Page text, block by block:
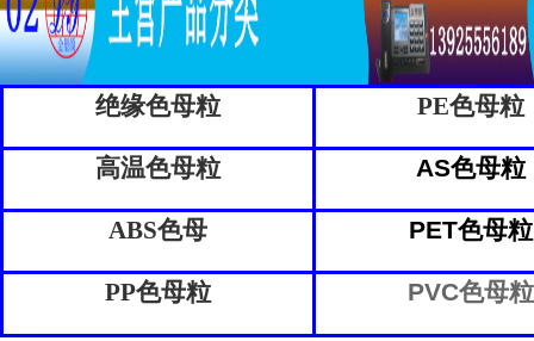
绝缘色母粒 PE色母粒
高温色母粒 AS色母粒
ABS色母 PET色母粒
PP色母粒 PVC色母粒